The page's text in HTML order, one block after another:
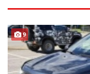
9